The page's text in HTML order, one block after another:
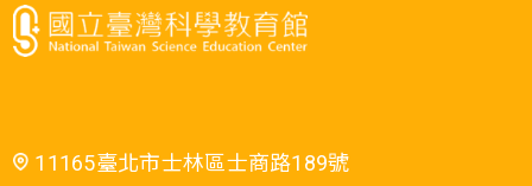
11165臺北市士林區士商路189號